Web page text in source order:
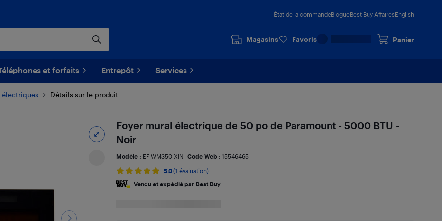
État de la commandeBlogueBest Buy AffairesEnglish
Magasins Favoris Panier
et forfaits Entrepôt Services
électriques Détails sur le produit
Foyer mural électrique de 50 po de Paramount - 5000 BTU -
Noir
Modèle : EF-WM350 XIN Code Web : 15546465
5.0(1 évaluation)
Vendu et expédié par Best Buy